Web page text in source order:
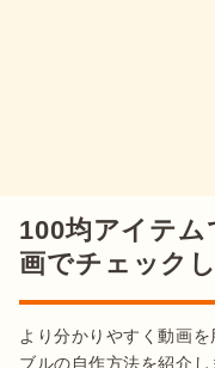
100均アイテ
画でチェック
より分かりやすく動画
ブルの自作方法を紹介し